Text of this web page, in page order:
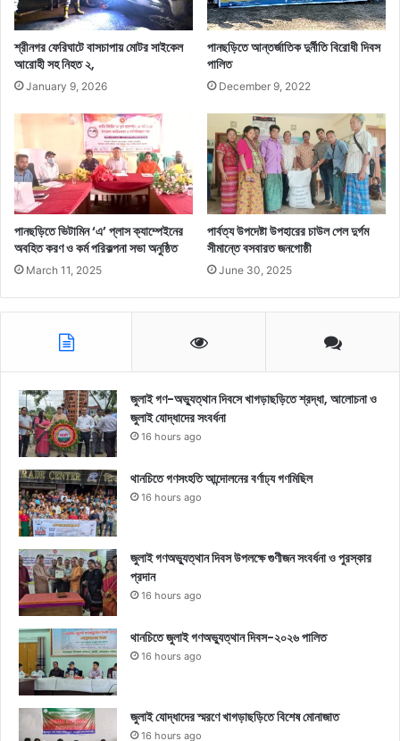
শ্রীনগর ফেরিঘাটে বাসচাপায় মোটর সাইকেল
আরোহী সহ নিহত ২,
January 9, 2026
পানছড়িতে আন্তর্জাতিক দুর্নীতি বিরোধী দিবস
পালিত
December 9, 2022
পানছড়িতে ভিটামিন ‘এ’ প্লাস ক্যাম্পেইনের
অবহিত করণ ও কর্ম পরিকল্পনা সভা অনুষ্ঠিত
March 11, 2025
পার্বত্য উপদেষ্টা উপহারের চাউল পেল দুর্গম
সীমান্তে বসবারত জনগোষ্ঠী
June 30, 2025
জুলাই গণ-অভ্যুত্থান দিবসে খাগড়াছড়িতে শ্রদ্ধা, আলোচনা ও
জুলাই যোদ্ধাদের সংবর্ধনা
16 hours ago
থানচিতে গণসংহতি আন্দোলনের বর্ণাঢ্য গণমিছিল
16 hours ago
জুলাই গণঅভ্যুত্থান দিবস উপলক্ষে গুণীজন সংবর্ধনা ও পুরস্কার
প্রদান
16 hours ago
থানচিতে জুলাই গণঅভ্যুত্থান দিবস-২০২৬ পালিত
16 hours ago
জুলাই যোদ্ধাদের স্মরণে খাগড়াছড়িতে বিশেষ মোনাজাত
16 hours ago